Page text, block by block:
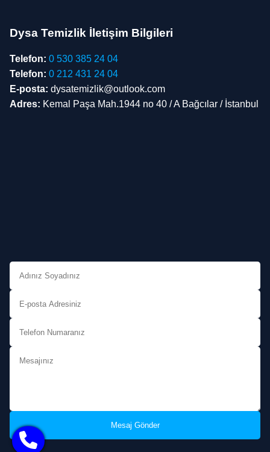
Dysa Temizlik İletişim Bilgileri
Telefon: 0 530 385 24 04
Telefon: 0 212 431 24 04
E-posta: dysatemizlik@outlook.com
Adres: Kemal Paşa Mah.1944 no 40 / A Bağcılar / İstanbul
Mesaj Gönder